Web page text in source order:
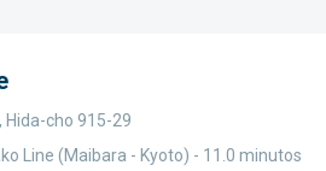
Hida-cho 915-29
Line (Maibara - Kyoto) - 11.0 minutos